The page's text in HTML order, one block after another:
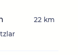
22 km